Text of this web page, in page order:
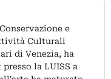
e
Culturali
di Venezia, ha
la LUISS a